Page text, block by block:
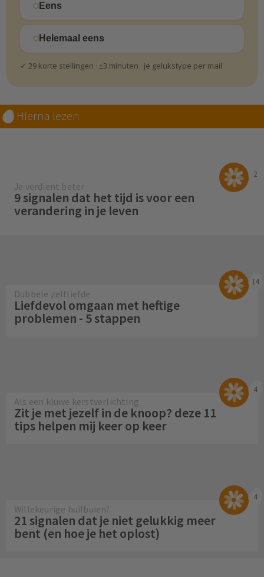
Eens
Helemaal eens
✓ 29 korte stellingen · ±3 minuten · je gelukstype per mail
Hierna lezen
2
Je verdient beter
9 signalen dat het tijd is voor een
verandering in je leven
14
Dubbele zelfliefde
Liefdevol omgaan met heftige
problemen - 5 stappen
4
Als een kluwe kerstverlichting
Zit je met jezelf in de knoop? deze 11
tips helpen mij keer op keer
4
Willekeurige huilbuien?
21 signalen dat je niet gelukkig meer
bent (en hoe je het oplost)